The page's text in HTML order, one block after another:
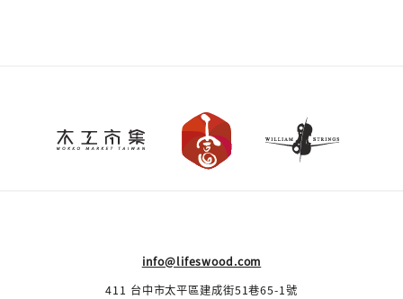
info@lifeswood.com
411 台中市太平區建成街51巷65-1號